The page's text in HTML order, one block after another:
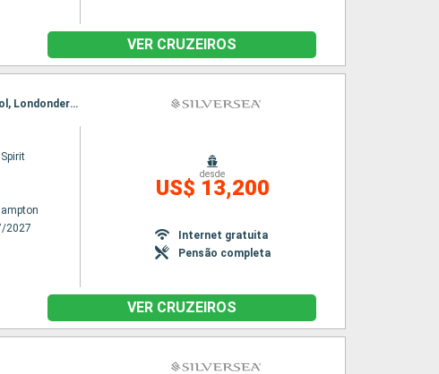
VER CRUZEIROS
Itinerário : Southampton, Portsmouth, St Peter Port, Falmouth, Fishguard, Liverpool, Londonderry, Dundee, Dover
2027
desde
US$ 13,200
Internet gratuita
Pensão completa
VER CRUZEIROS